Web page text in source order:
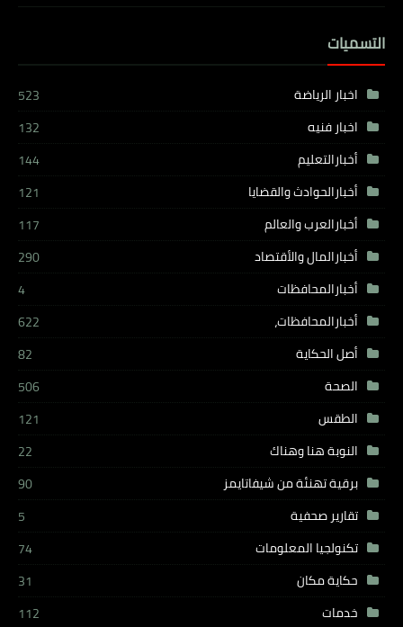
التسميات
اخبار الرياضة
523
اخبار فنيه
132
أخبارالتعليم
144
أخبارالحوادث والقضايا
121
أخبارالعرب والعالم
117
أخبارالمال والأقتصاد
290
أخبارالمحافظات
4
أخبارالمحافظات،
622
أصل الحكاية
82
الصحة
506
الطقس
121
النوبة هنا وهناك
22
برقية تهنئة من شيفاتايمز
90
تقارير صحفية
5
تكنولجيا المعلومات
74
حكاية مكان
31
خدمات
112